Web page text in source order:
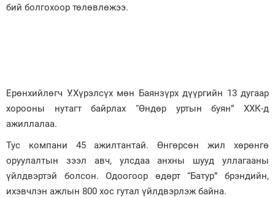
бий болгохоор төлөвлөжээ.
Ерөнхийлөгч У.Хүрэлсүх мөн Баянзүрх дүүргийн 13 дугаар
хорооны нутагт байрлах “Өндөр уртын буян” ХХК-д
ажиллалаа.
Тус компани 45 ажилтантай. Өнгөрсөн жил хөрөнгө
оруулалтын зээл авч, улсдаа анхны шууд уллагааны
үйлдвэртэй болсон. Одоогоор өдөрт “Батур” брэндийн,
ихэвчлэн ажлын 800 хос гутал үйлдвэрлэж байна.